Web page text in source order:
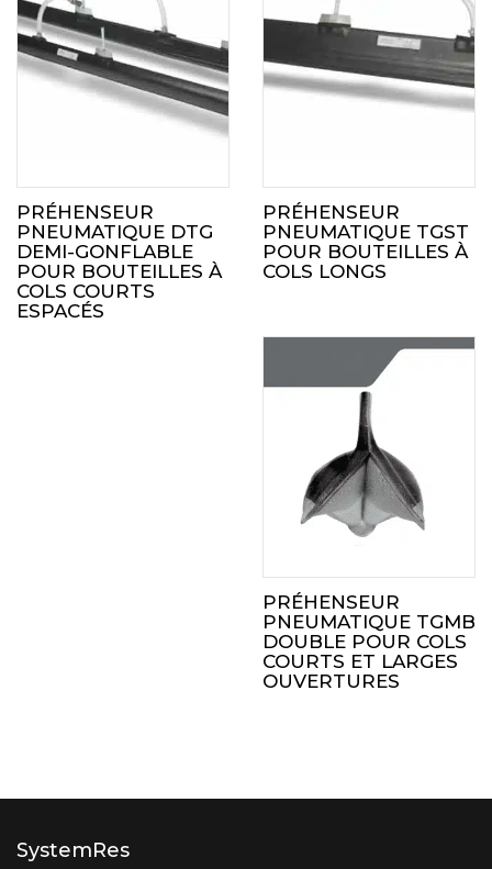
PRÉHENSEUR
PNEUMATIQUE DTG
DEMI-GONFLABLE
POUR BOUTEILLES À
COLS COURTS
ESPACÉS
PRÉHENSEUR
PNEUMATIQUE TGST
POUR BOUTEILLES À
COLS LONGS
PRÉHENSEUR
PNEUMATIQUE TGMB
DOUBLE POUR COLS
COURTS ET LARGES
OUVERTURES
SystemRes